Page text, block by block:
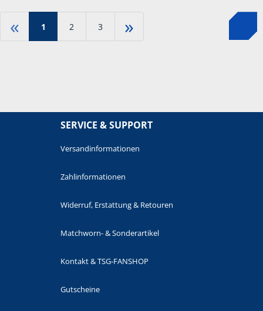
« 1 2 3 »
SERVICE & SUPPORT
Versandinformationen
Zahlinformationen
Widerruf, Erstattung & Retouren
Matchworn- & Sonderartikel
Kontakt & TSG-FANSHOP
Gutscheine